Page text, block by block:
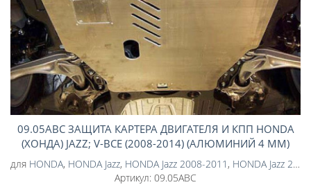
09.05ABC ЗАЩИТА КАРТЕРА ДВИГАТЕЛЯ И КПП HONDA
(ХОНДА) JAZZ; V-ВСЕ (2008-2014) (АЛЮМИНИЙ 4 ММ)
для HONDA, HONDA Jazz, HONDA Jazz 2008-2011 , HONDA Jazz 2011-2014
Артикул: 09.05ABC